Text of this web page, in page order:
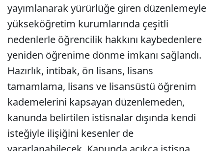
yayımlanarak yürürlüğe giren düzenlemeyle
yükseköğretim kurumlarında çeşitli
nedenlerle öğrencilik hakkını kaybedenlere
yeniden öğrenime dönme imkanı sağlandı.
Hazırlık, intibak, ön lisans, lisans
tamamlama, lisans ve lisansüstü öğrenim
kademelerini kapsayan düzenlemeden,
kanunda belirtilen istisnalar dışında kendi
isteğiyle ilişiğini kesenler de